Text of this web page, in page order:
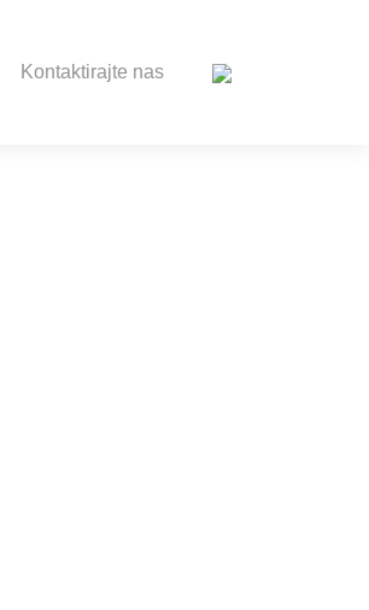
Kontaktirajte nas